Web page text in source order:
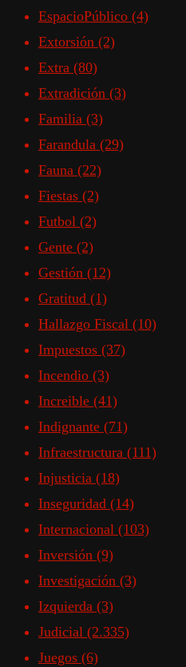
EspacioPúblico (4)
Extorsión (2)
Extra (80)
Extradición (3)
Familia (3)
Farandula (29)
Fauna (22)
Fiestas (2)
Futbol (2)
Gente (2)
Gestión (12)
Gratitud (1)
Hallazgo Fiscal (10)
Impuestos (37)
Incendio (3)
Increible (41)
Indignante (71)
Infraestructura (111)
Injusticia (18)
Inseguridad (14)
Internacional (103)
Inversión (9)
Investigación (3)
Izquierda (3)
Judicial (2.335)
Juegos (6)